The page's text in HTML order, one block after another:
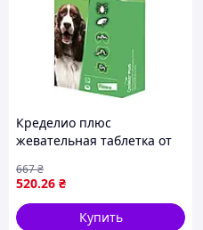
всё в наличии
и стабильная
и ожиданий.
и удобно!
круглосуточно
для вас время
Кределио плюс
жевательная таблетка от
11-22кг (1 таб) Credelio
520.26 ₴
667₴
Купить